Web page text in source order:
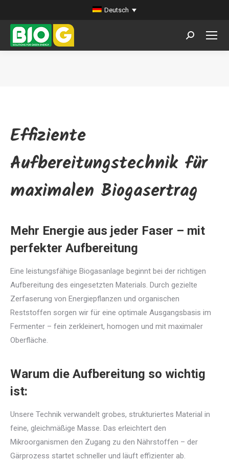
Deutsch
Search:
Effiziente
Aufbereitungstechnik für
maximalen Biogasertrag
Mehr Energie aus jeder Faser – mit
perfekter Aufbereitung
Eine leistungsfähige Biogasanlage beginnt bei der richtigen
Aufbereitung des eingesetzten Materials. Durch gezielte
Zerfaserung von Energiepflanzen und organischen
Reststoffen sorgen wir für eine optimale Ausgangsbasis im
Fermenter – fein zerkleinert, homogen und mit maximaler
Oberfläche.
Warum die Aufbereitung so wichtig
ist:
Unsere Technik verwandelt grobes, strukturiertes Material in
feine, gleichmäßige Masse. Das erleichtert den
Mikroorganismen den Zugang zu den Nährstoffen – der
Gärprozess startet schneller und läuft effizienter ab.